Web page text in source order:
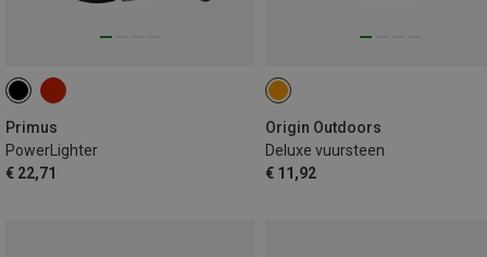
Primus
PowerLighter
€ 22,71
Origin Outdoors
Deluxe vuursteen
€ 11,92